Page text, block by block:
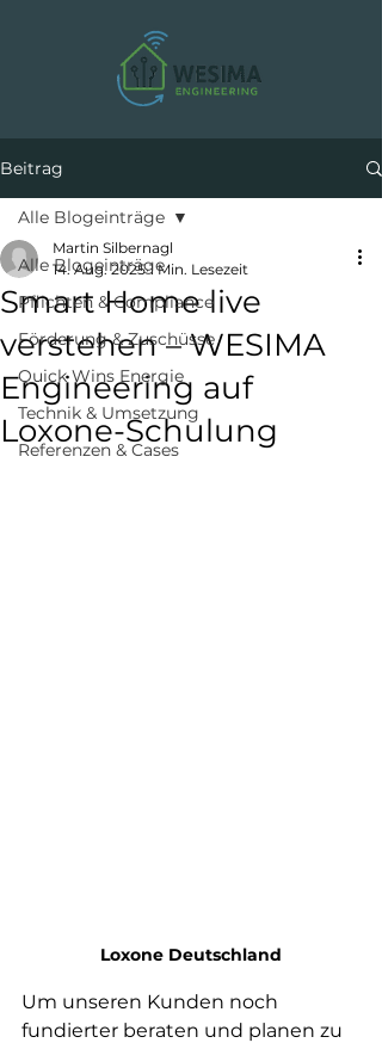
Beitrag
Alle Blogeinträge
Pflichten & Compliance
Förderung & Zuschüsse
Quick Wins Energie
Technik & Umsetzung
Referenzen & Cases
Alle Blogeinträge
Smart Home live
verstehen – WESIMA
Engineering auf
Loxone-Schulung
Martin Silbernagl
14. Aug. 2025 1 Min. Lesezeit
Loxone Deutschland
Um unseren Kunden noch
fundierter beraten und planen zu